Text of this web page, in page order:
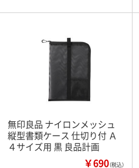
無印良品 ナイロンメッシュ
縦型書類ケース 仕切り付 Ａ
４サイズ用 黒 良品計画
￥690（税込）